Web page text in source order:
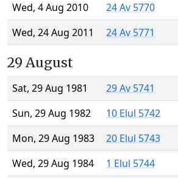
Wed, 4 Aug 2010
24 Av 5770
Wed, 24 Aug 2011
24 Av 5771
29 August
Sat, 29 Aug 1981
29 Av 5741
Sun, 29 Aug 1982
10 Elul 5742
Mon, 29 Aug 1983
20 Elul 5743
Wed, 29 Aug 1984
1 Elul 5744